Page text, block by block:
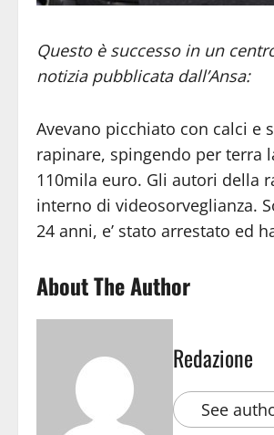
Questo è successo in un
notizia pubblicata dall’Ansa:
Avevano picchiato con calci e
rapinare, spingendo per terra
110mila euro. Gli autori della
interno di videosorveglianza.
24 anni, e’ stato arrestato ed
About The Author
Redazione
See